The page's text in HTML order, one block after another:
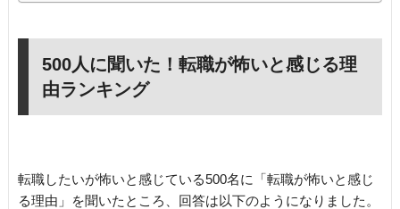
500人に聞いた！転職が怖いと感じる理
由ランキング
転職したいが怖いと感じている500名に「転職が怖いと感じ
る理由」を聞いたところ、回答は以下のようになりました。